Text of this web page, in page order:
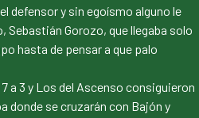
defensor y sin egoísmo alguno le
Sebastián Gorozo, que llegaba solo
hasta de pensar a que palo
a 3 y Los del Ascenso consiguieron
donde se cruzarán con Bajón y